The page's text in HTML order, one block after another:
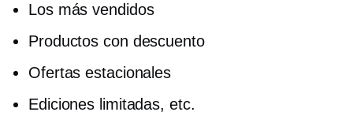
Los más vendidos
Productos con descuento
Ofertas estacionales
Ediciones limitadas, etc.